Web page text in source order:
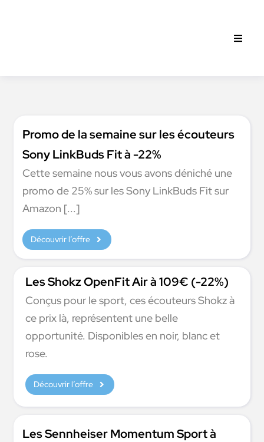
Toggle
Open
Promo de la semaine sur les écouteurs
Sony LinkBuds Fit à -22%
Cette semaine nous vous avons déniché une
promo de 25% sur les Sony LinkBuds Fit sur
Amazon [...]
Découvrir l’offre
Les Shokz OpenFit Air à 109€ (-22%)
Conçus pour le sport, ces écouteurs Shokz à
ce prix là, représentent une belle
opportunité. Disponibles en noir, blanc et
rose.
Découvrir l’offre
Les Sennheiser Momentum Sport à